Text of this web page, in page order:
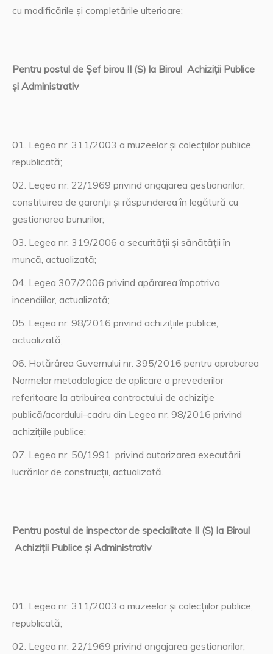
cu modificările şi completările ulterioare;
Pentru postul de Șef birou II (S) la Biroul Achiziții Publice
și Administrativ
Legea nr. 311/2003 a muzeelor şi colecţiilor publice,
republicată;
Legea nr. 22/1969 privind angajarea gestionarilor,
constituirea de garanţii şi răspunderea în legătură cu
gestionarea bunurilor;
Legea nr. 319/2006 a securităţii şi sănătăţii în
muncă, actualizată;
Legea 307/2006 privind apărarea împotriva
incendiilor, actualizată;
Legea nr. 98/2016 privind achizițiile publice,
actualizată;
Hotărârea Guvernului nr. 395/2016 pentru aprobarea
Normelor metodologice de aplicare a prevederilor
referitoare la atribuirea contractului de achiziție
publică/acordului-cadru din Legea nr. 98/2016 privind
achizițiile publice;
Legea nr. 50/1991, privind autorizarea executării
lucrărilor de construcţii, actualizată.
Pentru postul de inspector de specialitate II (S) la Biroul
Achiziții Publice și Administrativ
Legea nr. 311/2003 a muzeelor şi colecţiilor publice,
republicată;
Legea nr. 22/1969 privind angajarea gestionarilor,